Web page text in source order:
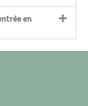
en